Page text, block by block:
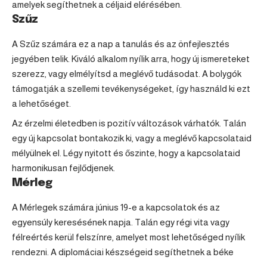
amelyek segíthetnek a céljaid elérésében.
Szűz
A Szűz számára ez a nap a tanulás és az önfejlesztés
jegyében telik. Kiváló alkalom nyílik arra, hogy új ismereteket
szerezz, vagy elmélyítsd a meglévő tudásodat. A bolygók
támogatják a szellemi tevékenységeket, így használd ki ezt
a lehetőséget.
Az érzelmi életedben is pozitív változások várhatók. Talán
egy új kapcsolat bontakozik ki, vagy a meglévő kapcsolataid
mélyülnek el. Légy nyitott és őszinte, hogy a kapcsolataid
harmonikusan fejlődjenek.
Mérleg
A Mérlegek számára június 19-e a kapcsolatok és az
egyensúly keresésének napja. Talán egy régi vita vagy
félreértés kerül felszínre, amelyet most lehetőséged nyílik
rendezni. A diplomáciai készségeid segíthetnek a béke